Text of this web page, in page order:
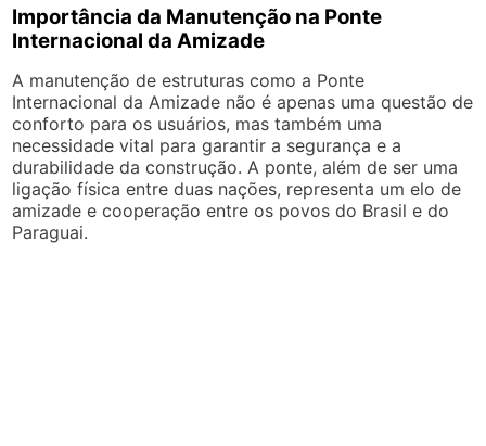
Importância da Manutenção na Ponte
Internacional da Amizade
A manutenção de estruturas como a Ponte
Internacional da Amizade não é apenas uma questão de
conforto para os usuários, mas também uma
necessidade vital para garantir a segurança e a
durabilidade da construção. A ponte, além de ser uma
ligação física entre duas nações, representa um elo de
amizade e cooperação entre os povos do Brasil e do
Paraguai.